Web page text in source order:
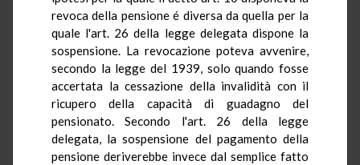
revoca della pensione é diversa da quella per la
quale l'art. 26 della legge delegata dispone la
sospensione. La revocazione poteva avvenire,
secondo la legge del 1939, solo quando fosse
accertata la cessazione della invalidità con il
ricupero della capacità di guadagno del
pensionato. Secondo l'art. 26 della legge
delegata, la sospensione del pagamento della
pensione deriverebbe invece dal semplice fatto